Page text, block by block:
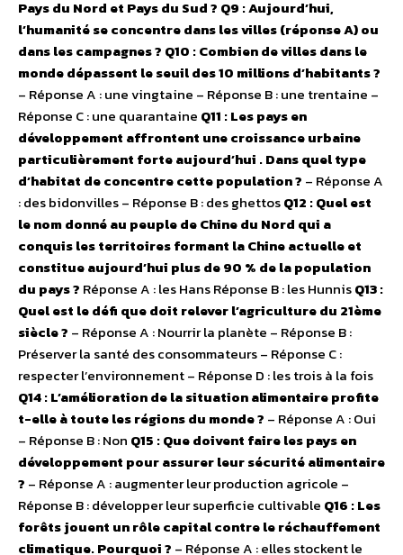
Pays du Nord et Pays du Sud ? Q9 : Aujourd’hui,
l’humanité se concentre dans les villes (réponse A) ou
dans les campagnes ? Q10 : Combien de villes dans le
monde dépassent le seuil des 10 millions d’habitants ?
– Réponse A : une vingtaine – Réponse B : une trentaine –
Réponse C : une quarantaine Q11 : Les pays en
développement affrontent une croissance urbaine
particulièrement forte aujourd’hui . Dans quel type
d’habitat de concentre cette population ? – Réponse A
: des bidonvilles – Réponse B : des ghettosQ12 : Quel est
le nom donné au peuple de Chine du Nord qui a
conquis les territoires formant la Chine actuelle et
constitue aujourd’hui plus de 90 % de la population
du pays ? Réponse A : les Hans Réponse B : les HunnisQ13 :
Quel est le défi que doit relever l’agriculture du 21ème
siècle ? – Réponse A : Nourrir la planète – Réponse B :
Préserver la santé des consommateurs – Réponse C :
respecter l’environnement – Réponse D : les trois à la fois
Q14 : L’amélioration de la situation alimentaire profite
t-elle à toute les régions du monde ? – Réponse A : Oui
– Réponse B : Non Q15 : Que doivent faire les pays en
développement pour assurer leur sécurité alimentaire
? – Réponse A : augmenter leur production agricole –
Réponse B : développer leur superficie cultivable Q16 : Les
forêts jouent un rôle capital contre le réchauffement
climatique. Pourquoi ? – Réponse A : elles stockent le